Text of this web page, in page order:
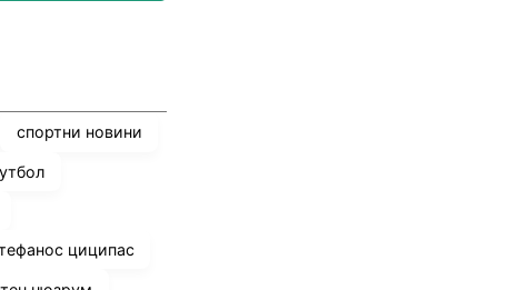
спортни новини
циципас